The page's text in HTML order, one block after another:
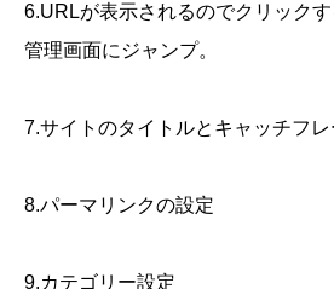
6.URLが表示されるのでクリック
管理画面にジャンプ。
7.サイトのタイトルとキャッチフレ
8.パーマリンクの設定
9.カテゴリー設定